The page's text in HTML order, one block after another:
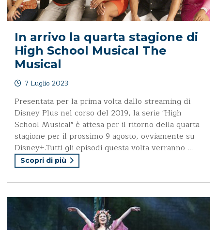
In arrivo la quarta stagione di
High School Musical The
Musical
7 Luglio 2023
Presentata per la prima volta dallo streaming di
Disney Plus nel corso del 2019, la serie "High
School Musical" è attesa per il ritorno della quarta
stagione per il prossimo 9 agosto, ovviamente su
Disney+.Tutti gli episodi questa volta verranno …
Scopri di più